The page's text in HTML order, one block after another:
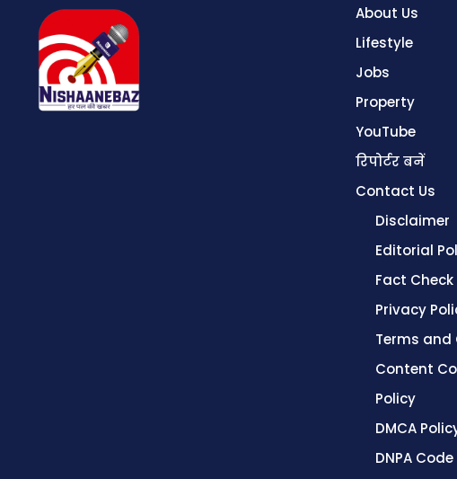
About Us
Lifestyle
Jobs
Property
YouTube
रिपोर्टर बनें
Contact Us
Disclaimer
Editorial
Fact Check
Privacy
Terms
Content
Policy
DMCA
DNPA